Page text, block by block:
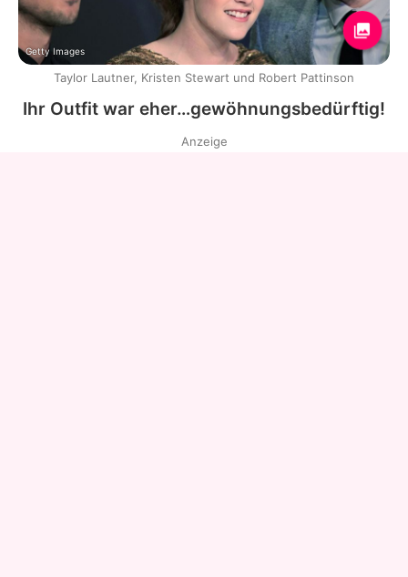
Ihr Outfit war eher…gewöhnungsbedürftig!
Getty Images
Taylor Lautner, Kristen Stewart und Robert Pattinson
Anzeige